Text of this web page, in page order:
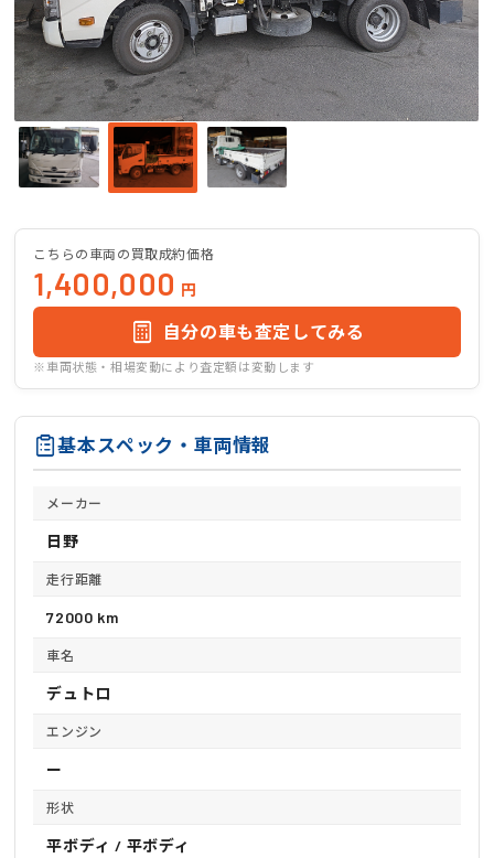
こちらの車両の買取成約価格
1,400,000 円
自分の車も査定してみる
※車両状態・相場変動により査定額は変動します
基本スペック・車両情報
メーカー
日野
走行距離
72000 km
車名
デュトロ
エンジン
ー
形状
平ボディ / 平ボディ